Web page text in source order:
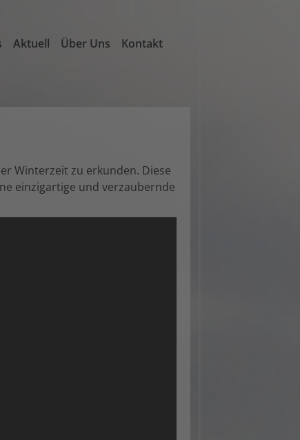
Aktuell Über Uns Kontakt
Winterzeit zu erkunden. Diese
einzigartige und verzaubernde